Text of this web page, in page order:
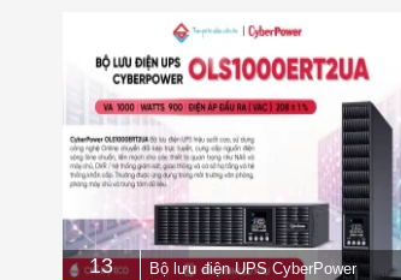
13
Bộ lưu điện UPS CyberPower